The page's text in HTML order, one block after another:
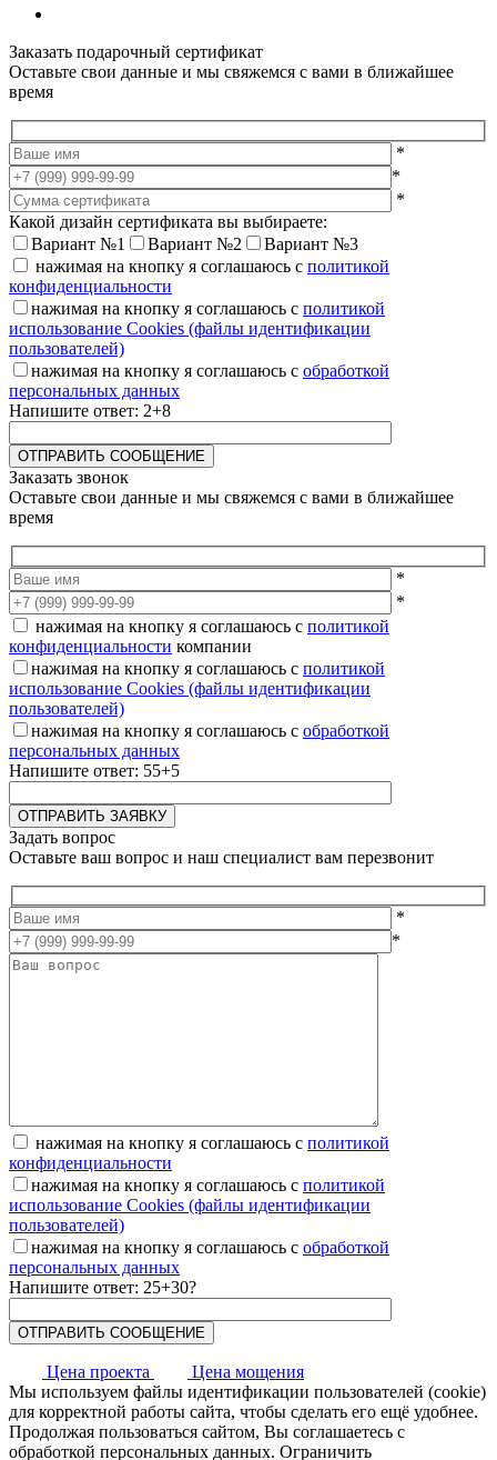
Заказать подарочный сертификат
Оставьте свои данные и мы свяжемся с вами в ближайшее
время
*
*
*
Какой дизайн сертификата вы выбираете:
Вариант №1
Вариант №2
Вариант №3
нажимая на кнопку я соглашаюсь с политикой
конфиденциальности
нажимая на кнопку я соглашаюсь с политикой
использование Cookies (файлы идентификации
пользователей)
нажимая на кнопку я соглашаюсь с обработкой
персональных данных
Напишите ответ: 2+8
Заказать звонок
Оставьте свои данные и мы свяжемся с вами в ближайшее
время
*
*
нажимая на кнопку я соглашаюсь с политикой
конфиденциальности компании
нажимая на кнопку я соглашаюсь с политикой
использование Cookies (файлы идентификации
пользователей)
нажимая на кнопку я соглашаюсь с обработкой
персональных данных
Напишите ответ: 55+5
Задать вопрос
Оставьте ваш вопрос и наш специалист вам перезвонит
*
*
нажимая на кнопку я соглашаюсь с политикой
конфиденциальности
нажимая на кнопку я соглашаюсь с политикой
использование Cookies (файлы идентификации
пользователей)
нажимая на кнопку я соглашаюсь с обработкой
персональных данных
Напишите ответ: 25+30?
Цена проекта
Цена мощения
Мы используем файлы идентификации пользователей (cookie)
для корректной работы сайта, чтобы сделать его ещё удобнее.
Продолжая пользоваться сайтом, Вы соглашаетесь с
обработкой персональных данных. Ограничить